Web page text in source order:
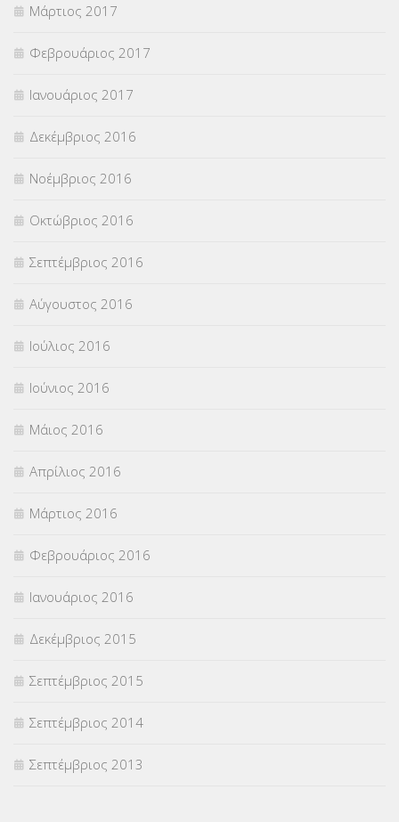
Μάρτιος 2017
Φεβρουάριος 2017
Ιανουάριος 2017
Δεκέμβριος 2016
Νοέμβριος 2016
Οκτώβριος 2016
Σεπτέμβριος 2016
Αύγουστος 2016
Ιούλιος 2016
Ιούνιος 2016
Μάιος 2016
Απρίλιος 2016
Μάρτιος 2016
Φεβρουάριος 2016
Ιανουάριος 2016
Δεκέμβριος 2015
Σεπτέμβριος 2015
Σεπτέμβριος 2014
Σεπτέμβριος 2013